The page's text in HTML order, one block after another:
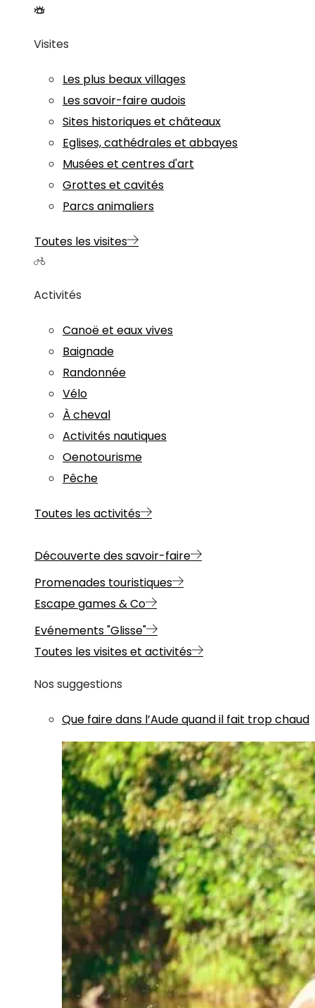
Visites
Les plus beaux villages
Les savoir-faire audois
Sites historiques et châteaux
Eglises, cathédrales et abbayes
Musées et centres d'art
Grottes et cavités
Parcs animaliers
Toutes les visites
Activités
Canoë et eaux vives
Baignade
Randonnée
Vélo
À cheval
Activités nautiques
Oenotourisme
Pêche
Toutes les activités
Découverte des savoir-faire
Promenades touristiques
Escape games & Co
Evénements "Glisse"
Toutes les visites et activités
Nos suggestions
Que faire dans l’Aude quand il fait trop chaud